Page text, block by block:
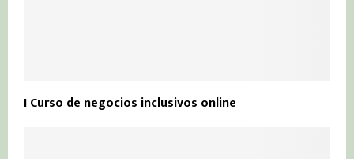
I Curso de negocios inclusivos online